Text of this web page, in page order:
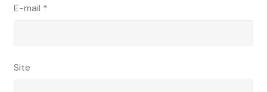
E-mail *
Site